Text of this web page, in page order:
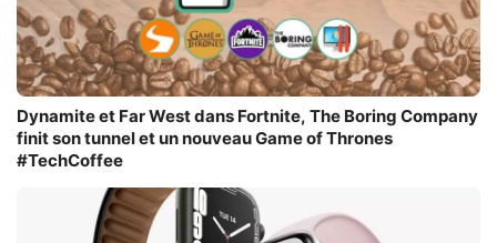
Dynamite et Far West dans Fortnite, The Boring Company
finit son tunnel et un nouveau Game of Thrones
#TechCoffee